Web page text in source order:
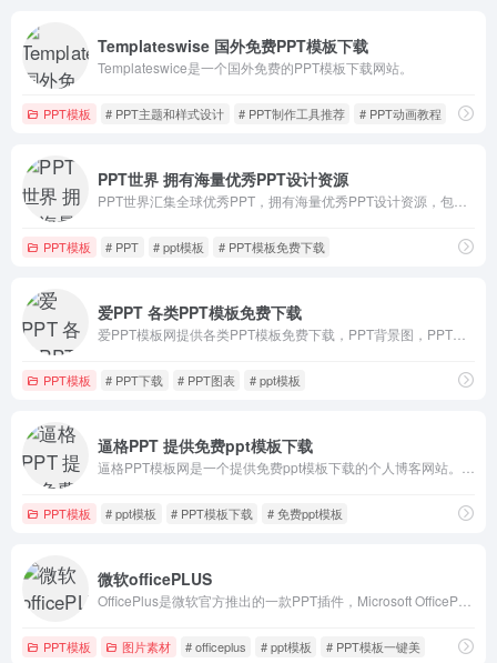
Templateswise 国外免费PPT模板下载
Templateswice是一个国外免费的PPT模板下载网站。
PPT模板 # PPT主题和样式设计 # PPT制作工具推荐 # PPT动画教程
PPT世界 拥有海量优秀PPT设计资源
PPT模板 # PPT # ppt模板 # PPT模板免费下载
爱PPT 各类PPT模板免费下载
PPT模板 # PPT下载 # PPT图表 # ppt模板
逼格PPT 提供免费ppt模板下载
PPT模板 # ppt模板 # PPT模板下载 # 免费ppt模板
微软officePLUS
PPT模板 图片素材 # officeplus # ppt模板 # PPT模板一键美